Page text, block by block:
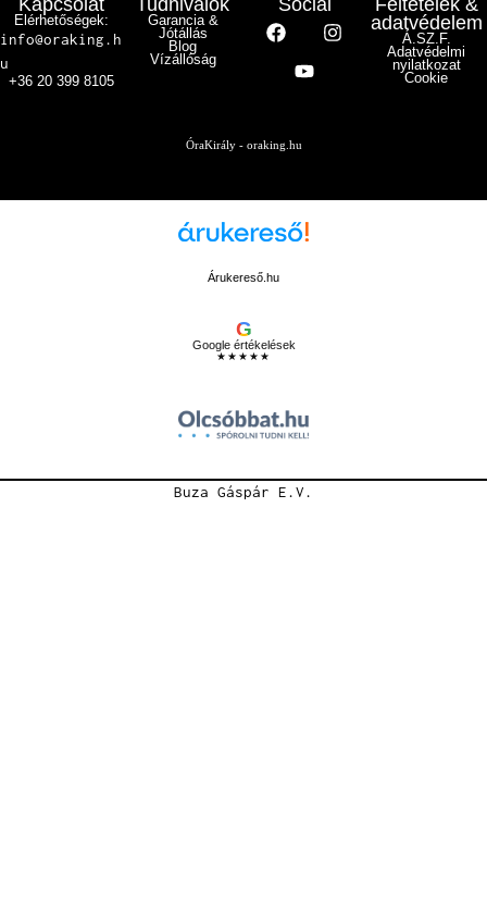
Elérhetőségek:
info@oraking.h
u
+36 20 399 8105
Garancia &
Jótállás
Blog
Vízállóság
adatvédelem
Á.SZ.F.
Adatvédelmi
nyilatkozat
Cookie
ÓraKirály - oraking.hu
Árukereső.hu
G
Google értékelések
★★★★★
Buza Gáspár E.V.